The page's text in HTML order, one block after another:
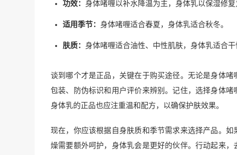
功效： 身体啫喱以补水降温为主，身体乳以保湿修复
适用季节： 身体啫喱适合春夏，身体乳适合秋冬。
肤质： 身体啫喱适合油性、中性肌肤，身体乳适合干
谈到哪个才是正品，关键在于购买途径。无论是身体
包装、防伪标识和用户评价来辨别。记住，选择身体
身体乳的正品也应注重温和配方，以确保护肤效果。
现在，你应该根据自身肤质和季节需求来选择产品。
燥需要额外呵护，身体乳会是更好的伙伴。行动起来